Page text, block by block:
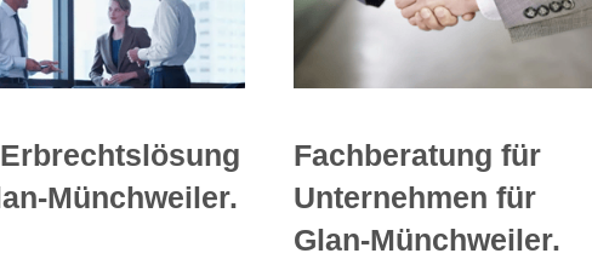
Münchweiler.
Fachberatung für
Unternehmen für
Glan-Münchweiler.